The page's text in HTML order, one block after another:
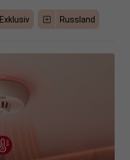
Exklusiv Russland